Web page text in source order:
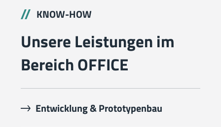
KNOW-HOW
Unsere Leistungen im
Bereich OFFICE
Entwicklung & Prototypenbau